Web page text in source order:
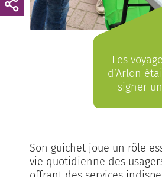
Les
d’Arlon
signer
Son guichet joue un rôle
vie quotidienne des